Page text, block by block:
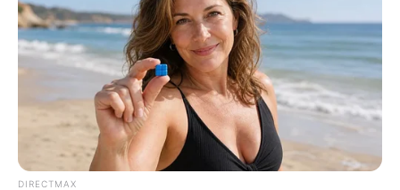
ยอดอก หรือปานนม เป็นวงเล็ก
บอกถึงความเป็นคนทะเยอทะยาน มีความคิดความฝัน
มาก ขยันขันแข็งดี ดวงชะตามีขึ้นมีลง ชีวิตต้องเหนื่อยกับ
การทำงานสร้างตนก่อนจึงจะสบาย จะพบเรื่องวุ่นวายใน
ชีวิตหลายครั้ง (แต่ถ้ายอดอกเล็กแล้วทรวงอกอิ่มเบียดชิด
กันถือว่าดี มีวาสนาที่ดี)
DIRECTMAX